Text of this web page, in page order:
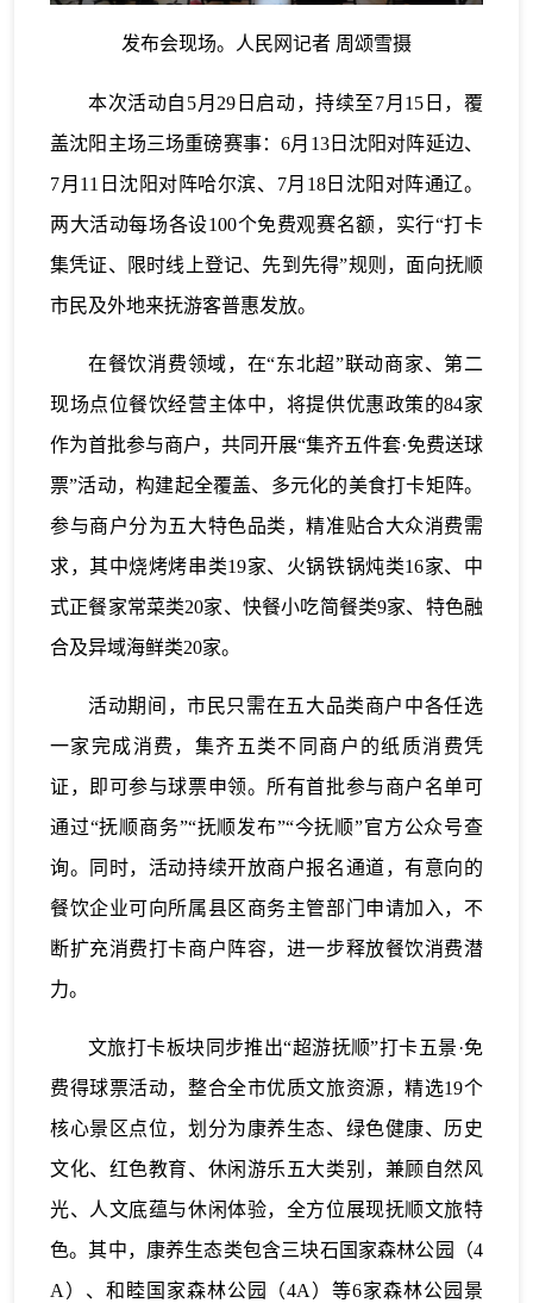
发布会现场。人民网记者 周颂雪摄
本次活动自5月29日启动，持续至7月15日，覆
盖沈阳主场三场重磅赛事：6月13日沈阳对阵延边、
7月11日沈阳对阵哈尔滨、7月18日沈阳对阵通辽。
两大活动每场各设100个免费观赛名额，实行“打卡
集凭证、限时线上登记、先到先得”规则，面向抚顺
市民及外地来抚游客普惠发放。
在餐饮消费领域，在“东北超”联动商家、第二
现场点位餐饮经营主体中，将提供优惠政策的84家
作为首批参与商户，共同开展“集齐五件套·免费送球
票”活动，构建起全覆盖、多元化的美食打卡矩阵。
参与商户分为五大特色品类，精准贴合大众消费需
求，其中烧烤烤串类19家、火锅铁锅炖类16家、中
式正餐家常菜类20家、快餐小吃简餐类9家、特色融
合及异域海鲜类20家。
活动期间，市民只需在五大品类商户中各任选
一家完成消费，集齐五类不同商户的纸质消费凭
证，即可参与球票申领。所有首批参与商户名单可
通过“抚顺商务”“抚顺发布”“今抚顺”官方公众号查
询。同时，活动持续开放商户报名通道，有意向的
餐饮企业可向所属县区商务主管部门申请加入，不
断扩充消费打卡商户阵容，进一步释放餐饮消费潜
力。
文旅打卡板块同步推出“超游抚顺”打卡五景·免
费得球票活动，整合全市优质文旅资源，精选19个
核心景区点位，划分为康养生态、绿色健康、历史
文化、红色教育、休闲游乐五大类别，兼顾自然风
光、人文底蕴与休闲体验，全方位展现抚顺文旅特
色。其中，康养生态类包含三块石国家森林公园（4
A）、和睦国家森林公园（4A）等6家森林公园景